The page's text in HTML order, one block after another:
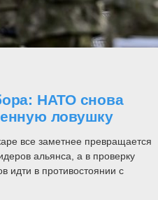
НАТО снова
ловушку
все заметнее превращается
альянса, а в проверку
идти в противостоянии с